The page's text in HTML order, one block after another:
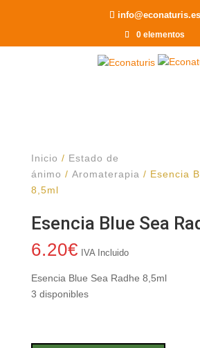
info@econaturis.es
0 elementos
Inicio / Estado de
ánimo / Aromaterapia / Esencia
8,5ml
Esencia Blue Sea
6.20€ IVA Incluido
Esencia Blue Sea Radhe 8,5ml
3 disponibles
Blue